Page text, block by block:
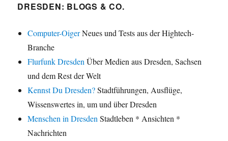
DRESDEN: BLOGS & CO.
Computer-OigerNeues und Tests aus der Hightech-
Branche
Flurfunk Dresden Über Medien aus Dresden, Sachsen
und dem Rest der Welt
Kennst Du Dresden?Stadtführungen, Ausflüge,
Wissenswertes in, um und über Dresden
Menschen in Dresden Stadtleben * Ansichten *
Nachrichten